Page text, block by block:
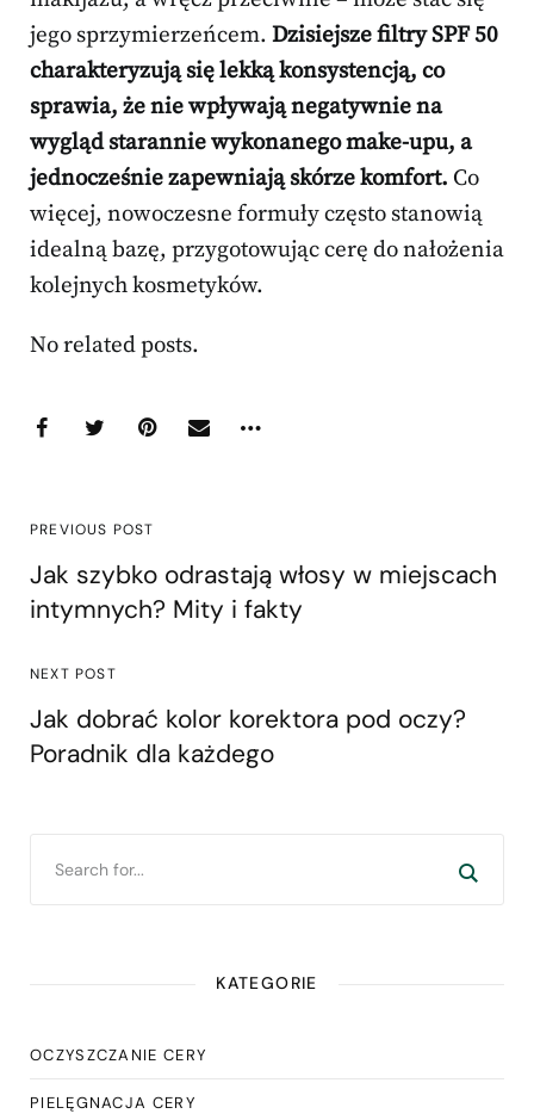
jego sprzymierzeńcem. Dzisiejsze filtry SPF 50
charakteryzują się lekką konsystencją, co
sprawia, że nie wpływają negatywnie na
wygląd starannie wykonanego make-upu, a
jednocześnie zapewniają skórze komfort. Co
więcej, nowoczesne formuły często stanowią
idealną bazę, przygotowując cerę do nałożenia
kolejnych kosmetyków.
No related posts.
PREVIOUS POST
Jak szybko odrastają włosy w miejscach
intymnych? Mity i fakty
NEXT POST
Jak dobrać kolor korektora pod oczy?
Poradnik dla każdego
KATEGORIE
OCZYSZCZANIE CERY
PIELĘGNACJA CERY